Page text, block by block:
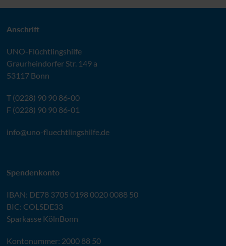
Anschrift
UNO-Flüchtlingshilfe
Graurheindorfer Str. 149 a
53117 Bonn
T (0228) 90 90 86-00
F (0228) 90 90 86-01
info@uno-fluechtlingshilfe.de
Spendenkonto
IBAN: DE78 3705 0198 0020 0088 50
BIC: COLSDE33
Sparkasse KölnBonn
Kontonummer: 2000 88 50